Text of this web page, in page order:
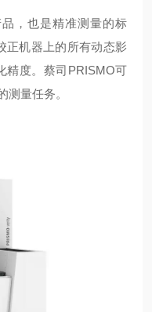
，也是精准测量的标
正机器上的所有动态影
精度。蔡司PRISMO可
测量任务。